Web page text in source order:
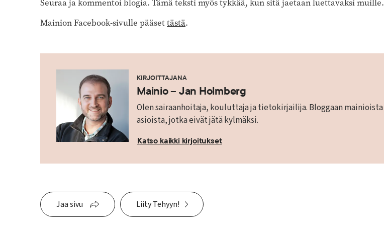
Seuraa ja kommentoi blogia. Tämä teksti myös tykkää, kun sitä jaetaan luettavaksi muille.
Mainion Facebook-sivulle pääsettästä.
KIRJOITTAJANA
Mainio – Jan Holmberg
Olen sairaanhoitaja, kouluttaja ja tietokirjailija. Bloggaan mainioista
asioista, jotka eivät jätä kylmäksi.
Katso kaikki kirjoitukset
Jaa sivu Liity Tehyyn!